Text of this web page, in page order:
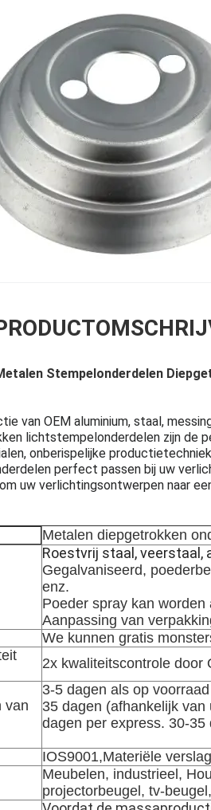
Stempelonderdelen
van OEM aluminium, staal,
lichtstempelonderdelen zijn de
onberispelijke
perfect passen bij uw
uw verlichtingsontwerpen naar
Metalen diepgetrokken
Roestvrij staal, veerstaal,
Gegalvaniseerd,
enz.
Poeder spray kan
Aanpassing van
We kunnen gratis
2x kwaliteitscontrole door
van
3-5 dagen als op
35 dagen (afhankelijk
dagen per express. 30-
IOS9001,Materiële
Meubelen, industrieel,
projectorbeugel, tv-